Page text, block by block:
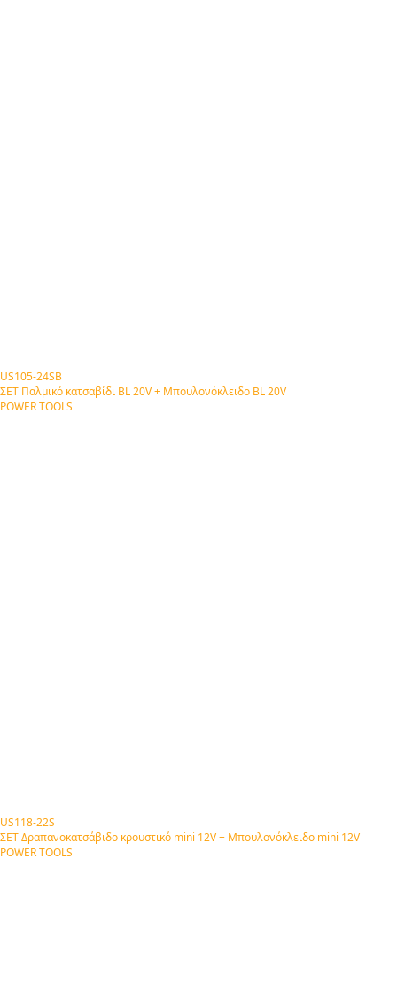
US105-24SB
ΣΕΤ Παλμικό κατσαβίδι BL 20V + Μπουλονόκλειδο BL 20V
POWER TOOLS
US118-22S
ΣΕΤ Δραπανοκατσάβιδο κρουστικό mini 12V + Μπουλονόκλειδο mini 12V
POWER TOOLS